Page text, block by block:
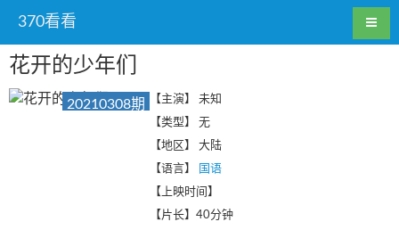
370看看
花开的少年们
20210308期 【主演】
未知
【类型】
无
【地区】
大陆
【语言】
国语
【上映时间】
【片长】40分钟